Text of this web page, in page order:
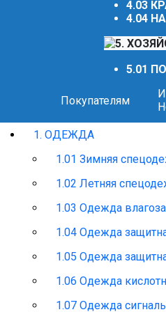
4.03
4.04
5.01
Покупателям
1. ОДЕЖДА
1.01 Зимняя
1.02 Летняя
1.03 Одежда
1.04 Одежда
1.05 Одежда
1.06 Одежда
1.07 Одежда